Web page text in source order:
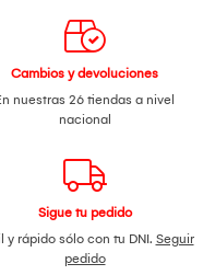
Cambios y devoluciones
nuestras 26 tiendas a nivel
nacional
Sigue tu pedido
y rápido sólo con tu DNI. Seguir
pedido